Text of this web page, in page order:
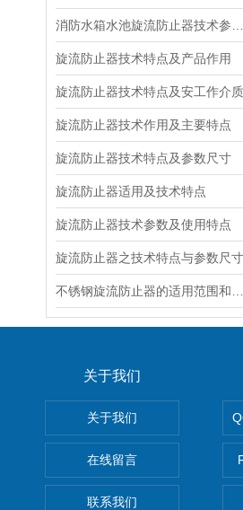
旋流防止器技术特点及产品作用
旋流防止器技术特点及安工作介质
旋流防止器技术作用及主要特点
旋流防止器技术特点及参数尺寸
旋流防止器适用及技术特点
旋流防止器技术参数及使用特点
旋流防止器之技术特点与参数尺寸
关于我们
关于我们
在线留言
联系我们